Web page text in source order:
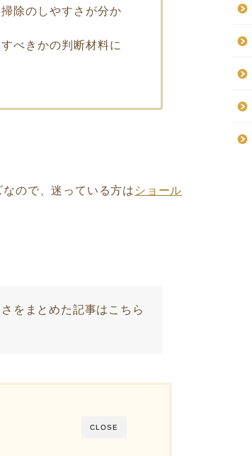
除のしやすさが分か
べきかの判断材料に
ので、迷っている方は ショール
をまとめた記事はこちら
CLOSE